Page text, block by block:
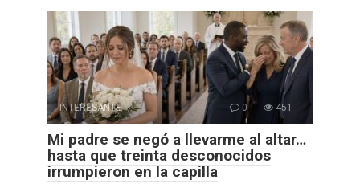
INTERESANTE 0 451
Mi padre se negó a llevarme al altar…
hasta que treinta desconocidos
irrumpieron en la capilla